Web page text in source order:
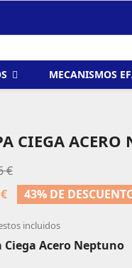
MECANISMOS
CIEGA ACERO
€
43% DE
incluidos
Ciega Acero Neptuno